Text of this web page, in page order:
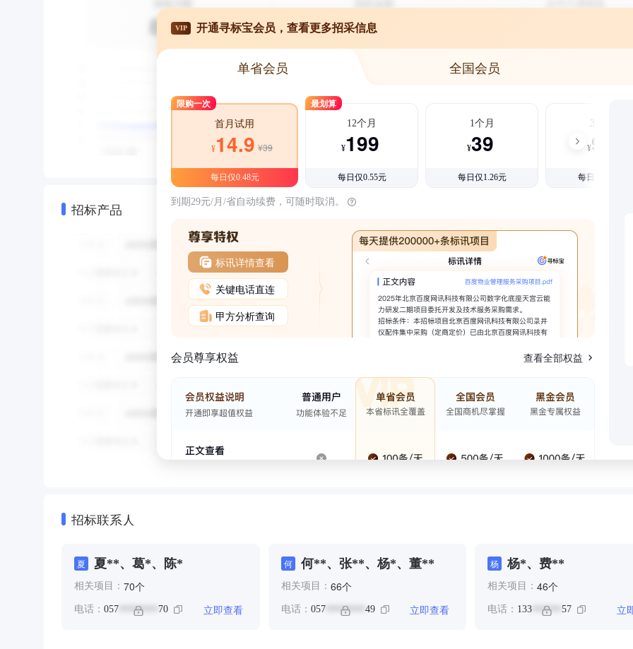
招标产品
VIP 开通寻标宝会员，查看更多招采信息
单省会员 全国会员
限购一次
首月试用
¥14.9 ¥39
每日仅0.48元
最划算
12个月
¥199
每日仅0.55元
1个月
¥39
每日仅1.26元
3个月
¥99
每日仅1.08元
到期29元/月/省自动续费，可随时取消。
标讯详情查看
关键电话直连
甲方分析查询
会员尊享权益 查看全部权益
招标联系人
夏 夏**、葛*、陈*
相关项目： 70个
电话： 057 ******** 70 立即查看
何 何**、张**、杨*、董**
相关项目： 66个
电话： 057 ******** 49 立即查看
杨 杨*、费**
相关项目： 46个
电话： 133 ****** 57 立